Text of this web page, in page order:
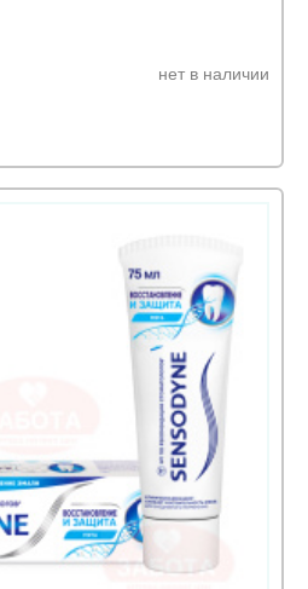
нет в наличии